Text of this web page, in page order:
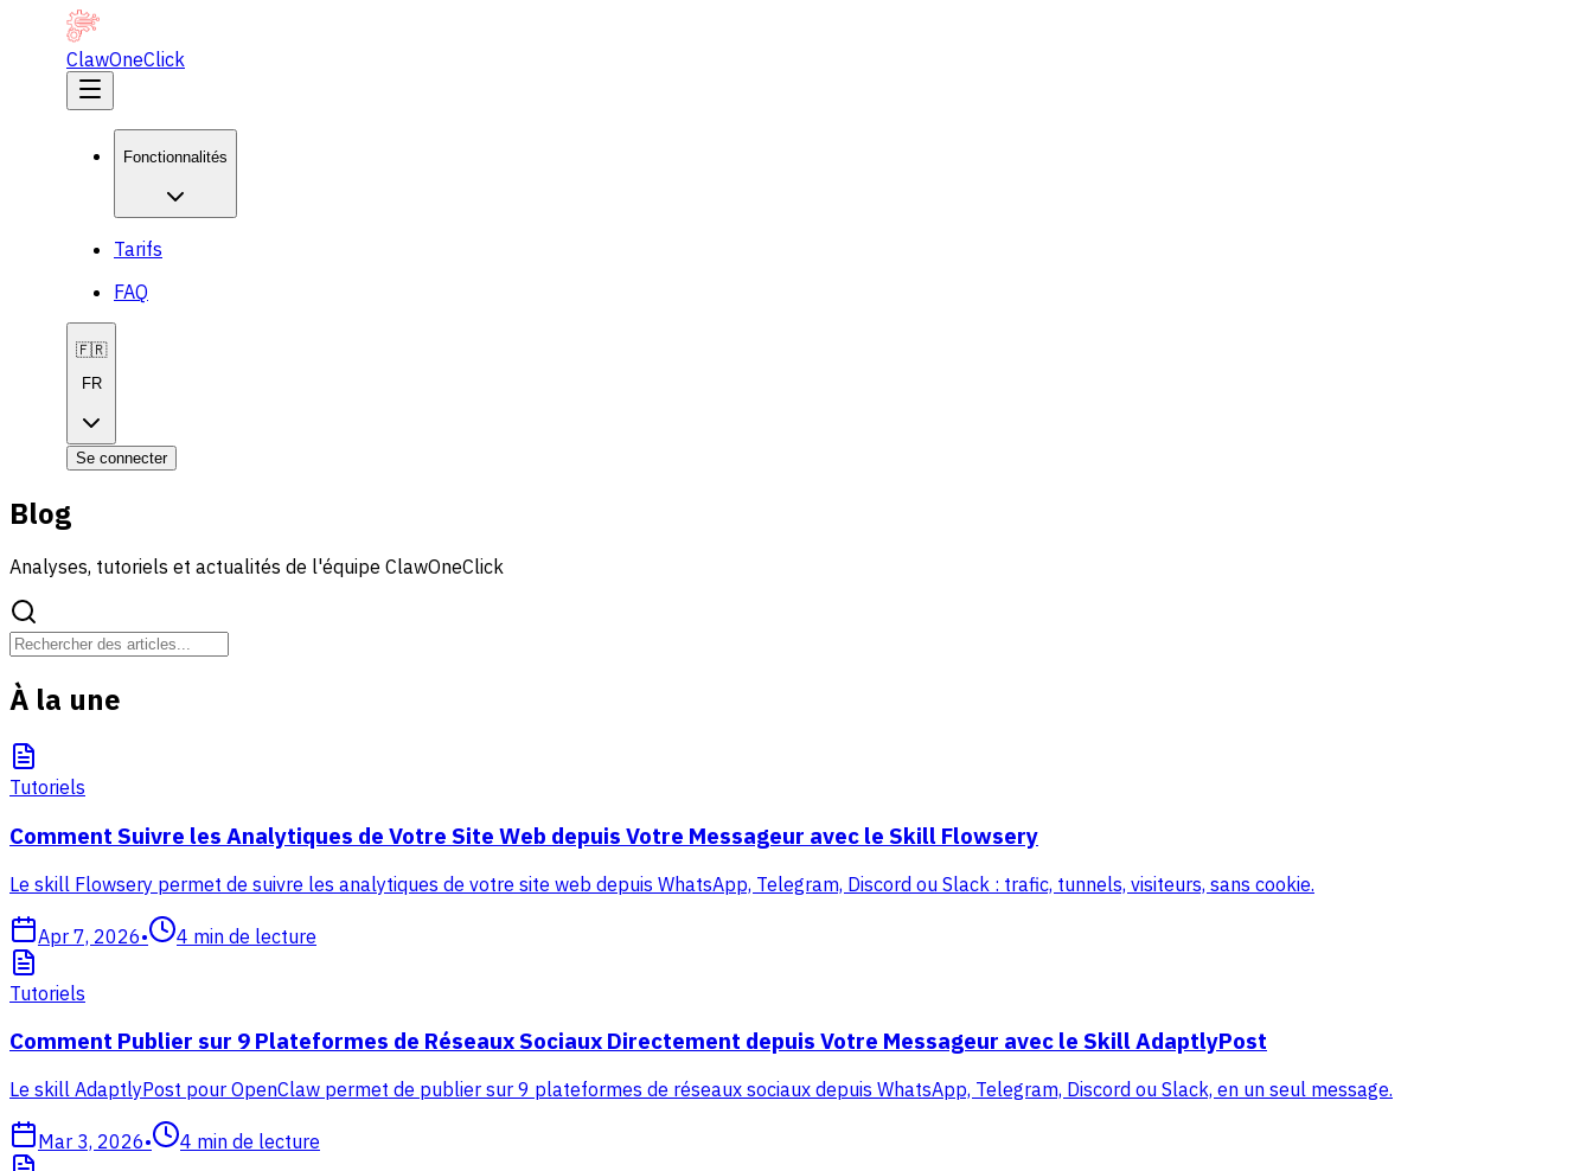
ClawOneClick
Fonctionnalités
Tarifs
FAQ
🇫🇷
FR
Se connecter
Blog
Analyses, tutoriels et actualités de l'équipe ClawOneClick
À la une
Tutoriels
Comment Suivre les Analytiques de Votre Site Web depuis Votre Messageur avec le Skill Flowsery
Le skill Flowsery permet de suivre les analytiques de votre site web depuis WhatsApp, Telegram, Discord ou Slack : trafic, tunnels, visiteurs, sans cookie.
Apr 7, 2026• 4 min de lecture
Tutoriels
Comment Publier sur 9 Plateformes de Réseaux Sociaux Directement depuis Votre Messageur avec le Skill AdaptlyPost
Le skill AdaptlyPost pour OpenClaw permet de publier sur 9 plateformes de réseaux sociaux depuis WhatsApp, Telegram, Discord ou Slack, en un seul message.
Mar 3, 2026• 4 min de lecture